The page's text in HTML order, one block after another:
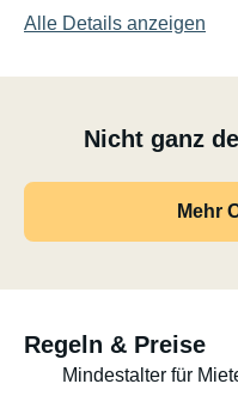
Alle Details anzeigen
Nicht ganz
Mehr
Regeln & Preise
Mindestalter für